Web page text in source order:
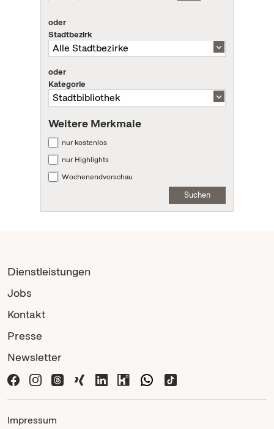
oder
Stadtbezirk
oder
Kategorie
Weitere Merkmale
nur kostenlos
nur Highlights
Wochenendvorschau
Suchen
Dienstleistungen
Jobs
Kontakt
Presse
Newsletter
Impressum